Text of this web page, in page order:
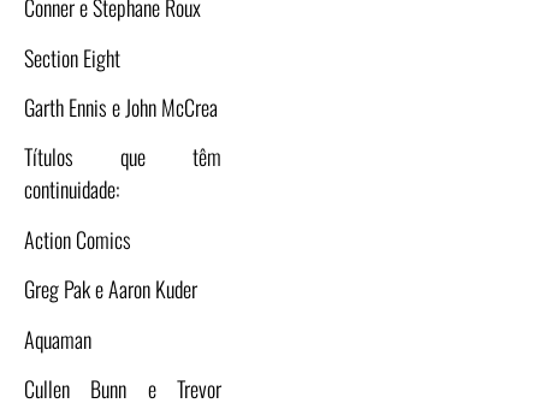
Conner e Stephane Roux
Section Eight
Garth Ennis e John McCrea
Títulos que têm
continuidade:
Action Comics
Greg Pak e Aaron Kuder
Aquaman
Cullen Bunn e Trevor